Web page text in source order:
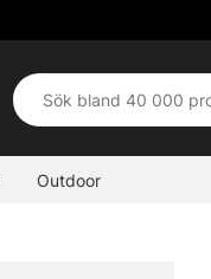
Outdoor